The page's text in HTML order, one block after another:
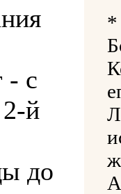
- с
й
до